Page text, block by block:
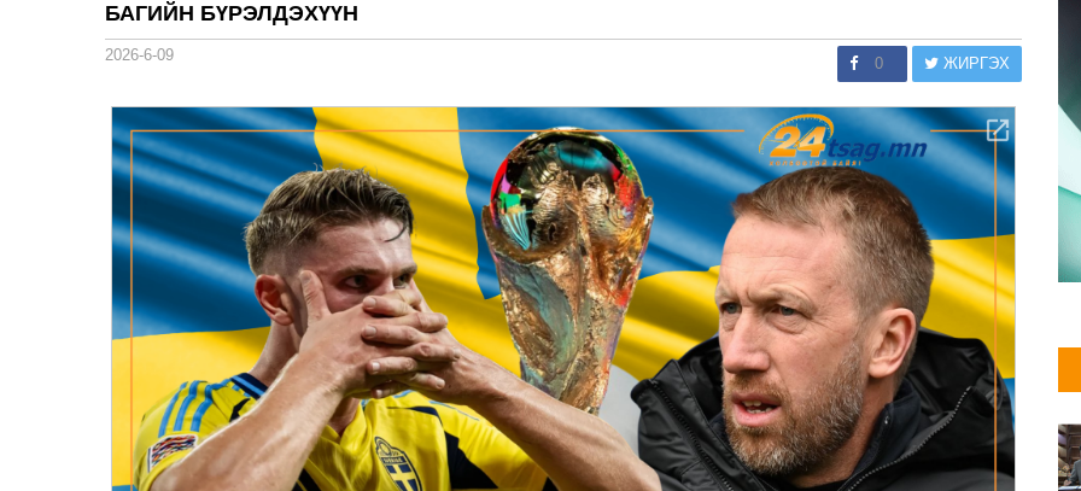
БАГИЙН БҮРЭЛДЭХҮҮН
2026-6-09 0 ЖИРГЭХ